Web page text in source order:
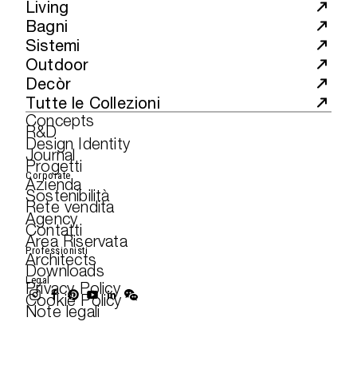
Living
Bagni
Sistemi
Outdoor
Decòr
Tutte le Collezioni
Concepts
R&D
Design Identity
Journal
Progetti
Corporate
Azienda
Sostenibilità
Rete vendita
Agency
Contatti
Area Riservata
Professionisti
Architects
Downloads
Legal
Privacy Policy
Cookie Policy
Note legali